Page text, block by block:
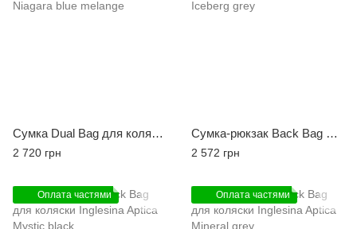
Сумка Dual Bag для коляски Inglesina Aptica Niagara blue melange
2 720 грн
Сумка-рюкзак Back Bag для коляски Inglesina Aptica Iceberg grey
2 572 грн
Оплата частями Оплата частями